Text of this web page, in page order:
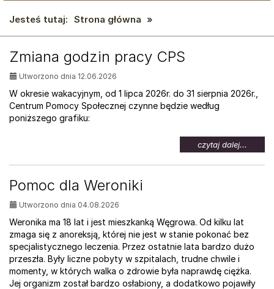
Jesteś tutaj: Strona główna »
AKTUALNOŚCI:
Zmiana godzin pracy CPS
Utworzono dnia 12.06.2026
W okresie wakacyjnym, od 1 lipca 2026r. do 31 sierpnia 2026r.,
Centrum Pomocy Społecznej czynne będzie według
poniższego grafiku:
czytaj dalej...
temat:
Zmiana
Pomoc dla Weroniki
Utworzono dnia 04.08.2026
Weronika ma 18 lat i jest mieszkanką Węgrowa. Od kilku lat
zmaga się z anoreksją, której nie jest w stanie pokonać bez
specjalistycznego leczenia. Przez ostatnie lata bardzo dużo
przeszła. Były liczne pobyty w szpitalach, trudne chwile i
momenty, w których walka o zdrowie była naprawdę ciężka.
Jej organizm został bardzo osłabiony, a dodatkowo pojawiły